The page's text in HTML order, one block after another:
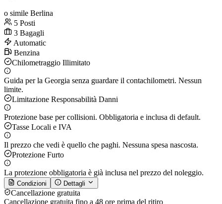
o simile Berlina
5 Posti
3 Bagagli
Automatic
Benzina
Chilometraggio Illimitato
Guida per la Georgia senza guardare il contachilometri. Nessun
limite.
Limitazione Responsabilità Danni
Protezione base per collisioni. Obbligatoria e inclusa di default.
Tasse Locali e IVA
Il prezzo che vedi è quello che paghi. Nessuna spesa nascosta.
Protezione Furto
La protezione obbligatoria è già inclusa nel prezzo del noleggio.
Condizioni Dettagli
Cancellazione gratuita
Cancellazione gratuita fino a 48 ore prima del ritiro